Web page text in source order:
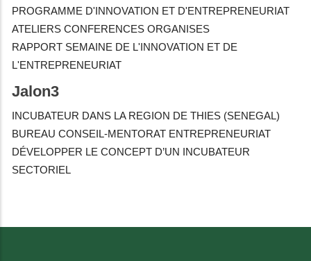
PROGRAMME D'INNOVATION ET D'ENTREPRENEURIAT
ATELIERS CONFERENCES ORGANISES
RAPPORT SEMAINE DE L'INNOVATION ET DE
L'ENTREPRENEURIAT
Jalon3
INCUBATEUR DANS LA REGION DE THIES (SENEGAL)
BUREAU CONSEIL-MENTORAT ENTREPRENEURIAT
DÉVELOPPER LE CONCEPT D’UN INCUBATEUR
SECTORIEL